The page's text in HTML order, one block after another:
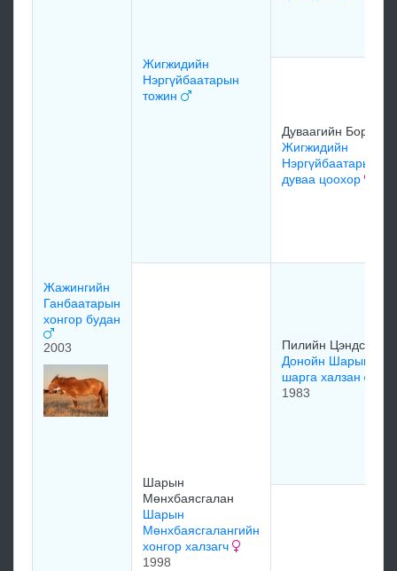
Жажингийн
Ганбаатарын
хонгор будан
2003
Жигжидийн
Нэргүйбаатарын
тожин
Дуваагийн Бор
Жигжидийн
Нэргүйбаатарын
дуваа цоохор
Шарын
Мөнхбаясгалан
Шарын
Мөнхбаясгалангийн
хонгор халзагч
1998
Пилийн Цэндсүрэн
Донойн Шарын
шарга халзан
1983